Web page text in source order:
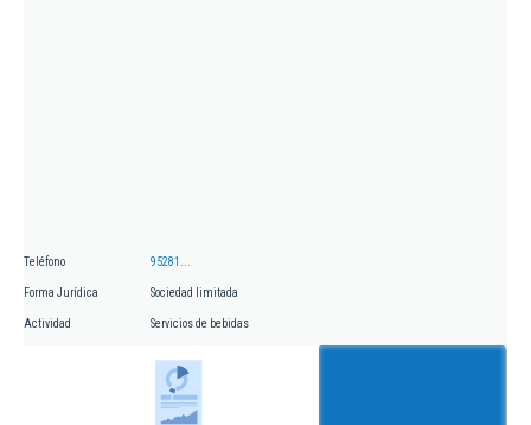
Teléfono 95281...
Forma Jurídica Sociedad limitada
Actividad Servicios de bebidas